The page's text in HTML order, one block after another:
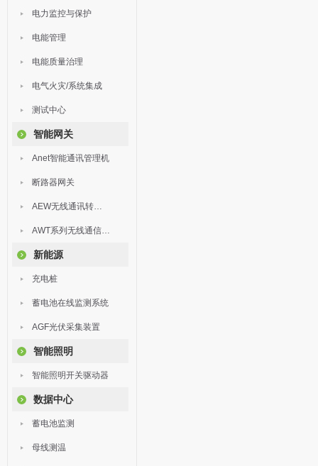
电力监控与保护
电能管理
电能质量治理
电气火灾/系统集成
测试中心
智能网关
Anet智能通讯管理机
断路器网关
AEW无线通讯转换器
AWT系列无线通信终端
新能源
充电桩
蓄电池在线监测系统
AGF光伏采集装置
智能照明
智能照明开关驱动器
数据中心
蓄电池监测
母线测温